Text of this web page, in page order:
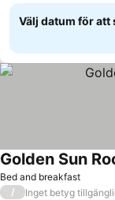
Välj datum för att
Bed and breakfast
Golden Sun
/ Inget betyg